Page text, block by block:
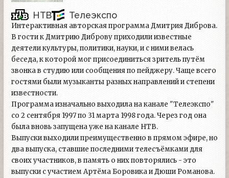
НТВ Телеэкспо
Интерактивная авторская программа Дмитрия Диброва.
В гости к Дмитрию Диброву приходили известные
деятели культуры, политики, науки, и с ними велась
беседа, к которой мог присоединиться зритель путём
звонка в студию или сообщения по пейджеру. Чаще всего
гостями были музыканты разных направлений и степени
известности.
Программа изначально выходила на канале "Телеэкспо"
со 2 сентября 1997 по 31 марта 1998 года. Через год она
была вновь запущена уже на канале НТВ.
Выпуски выходили преимущественно в прямом эфире, но
два выпуска, ставшие последними телесъёмками для
своих участников, в память о них повторялись - это
выпуски с участием Артёма Боровика и Дюши Романова.